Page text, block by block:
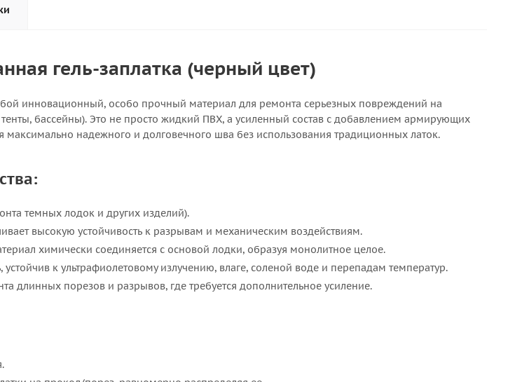
гель-заплатка (черный цвет)
инновационный, особо прочный материал для ремонта серьезных повреждений на
бассейны). Это не просто жидкий ПВХ, а усиленный состав с добавлением армирующих
надежного и долговечного шва без использования традиционных латок.
темных лодок и других изделий).
высокую устойчивость к разрывам и механическим воздействиям.
химически соединяется с основой лодки, образуя монолитное целое.
устойчив к ультрафиолетовому излучению, влаге, соленой воде и перепадам температур.
длинных порезов и разрывов, где требуется дополнительное усиление.